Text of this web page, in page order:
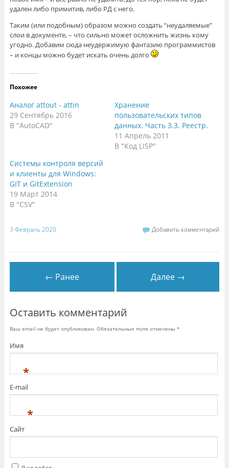
удален либо примитив, либо РД с него.
Таким (или подобным) образом можно создать “неудаляемые”
слои в документе, – что сильно может осложнить жизнь кому
угодно. Добавим сюда неудержимую фантазию программистов
– и концы можно будет искать очень долго
Похожее
Аналог attout - attin
29 Сентябрь 2016
В "AutoCAD"
Хранение
пользовательских типов
данных. Часть 3.3. Реестр.
11 Апрель 2011
В "Код LISP"
Системы контроля версий
и клиенты для Windows:
GIT и GitExtension
19 Март 2014
В "CSV"
3 Февраль 2020 Добавить комментарий
← Ранее Далее →
Оставить комментарий
Ваш email не будет опубликован. Обязательные поля отмечены *
Имя
*
E-mail
*
Сайт